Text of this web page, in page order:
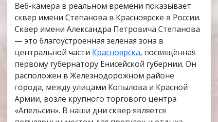
Веб-камера в реальном времени показывает
сквер имени Степанова в Красноярске в России.
Сквер имени Александра Петровича Степанова
— это благоустроенная зелёная зона в
центральной части Красноярска, посвящённая
первому губернатору Енисейской губернии. Он
расположен в Железнодорожном районе
города, между улицами Копылова и Красной
Армии, возле крупного торгового центра
«Апельсин». В наши дни сквер является